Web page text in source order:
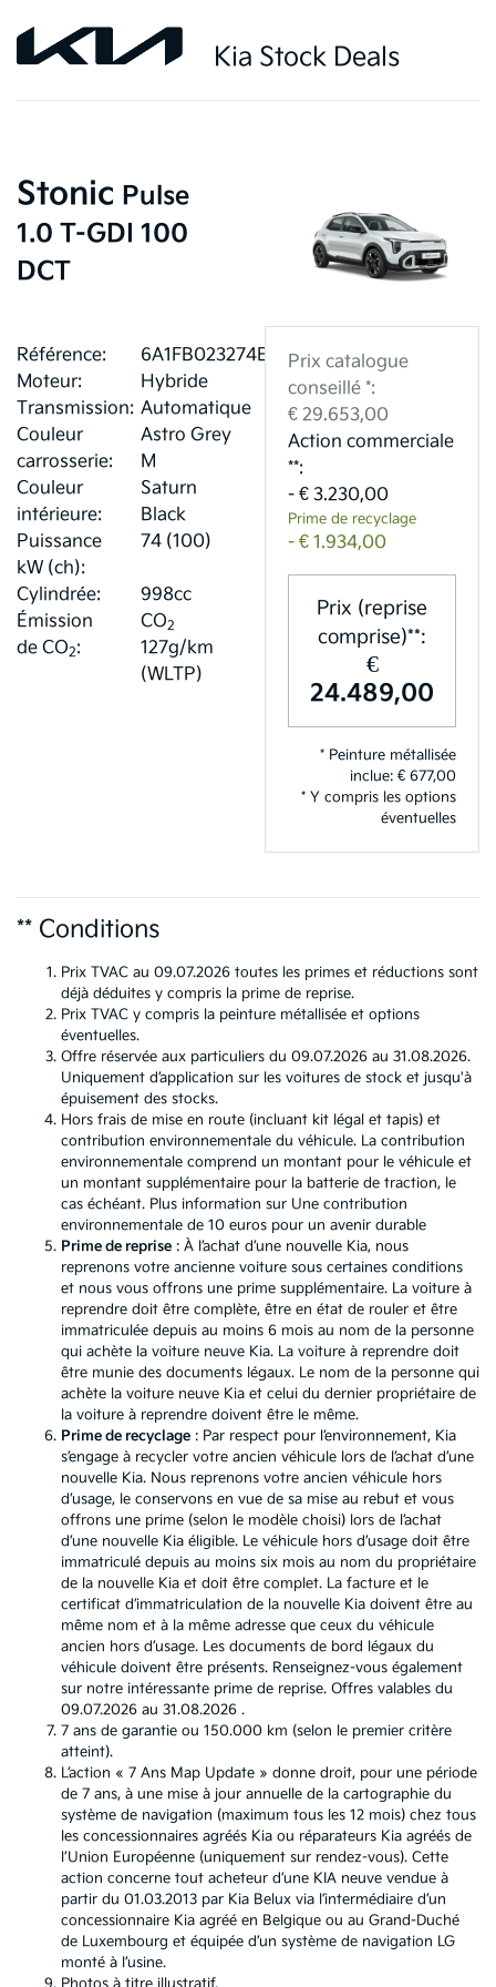
Kia Stock Deals
Stonic Pulse
1.0 T-GDI 100
DCT
Référence:
6A1FB023274ED
Moteur:
Hybride
Transmission: Automatique
Couleur
carrosserie:
Astro Grey
M
Couleur
intérieure:
Saturn
Black
Puissance
kW (ch):
74 (100)
Cylindrée:
998cc
Émission
de CO2:
CO2
127g/km
(WLTP)
Prix catalogue
conseillé *:
€ 29.653,00
Action commerciale
**:
- € 3.230,00
Prime de recyclage
- € 1.934,00
Prix (reprise
comprise)**:
€
24.489,00
* Peinture métallisée
inclue: € 677,00
* Y compris les options
éventuelles
** Conditions
Prix TVAC au 09.07.2026 toutes les primes et réductions sont
déjà déduites y compris la prime de reprise.
Prix TVAC y compris la peinture métallisée et options
éventuelles.
Offre réservée aux particuliers du 09.07.2026 au 31.08.2026.
Uniquement d’application sur les voitures de stock et jusqu'à
épuisement des stocks.
Hors frais de mise en route (incluant kit légal et tapis) et
contribution environnementale du véhicule. La contribution
environnementale comprend un montant pour le véhicule et
un montant supplémentaire pour la batterie de traction, le
cas échéant. Plus information sur Une contribution
environnementale de 10 euros pour un avenir durable
Prime de reprise : À l’achat d’une nouvelle Kia, nous
reprenons votre ancienne voiture sous certaines conditions
et nous vous offrons une prime supplémentaire. La voiture à
reprendre doit être complète, être en état de rouler et être
immatriculée depuis au moins 6 mois au nom de la personne
qui achète la voiture neuve Kia. La voiture à reprendre doit
être munie des documents légaux. Le nom de la personne qui
achète la voiture neuve Kia et celui du dernier propriétaire de
la voiture à reprendre doivent être le même.
Prime de recyclage : Par respect pour l’environnement, Kia
s’engage à recycler votre ancien véhicule lors de l’achat d’une
nouvelle Kia. Nous reprenons votre ancien véhicule hors
d’usage, le conservons en vue de sa mise au rebut et vous
offrons une prime (selon le modèle choisi) lors de l’achat
d’une nouvelle Kia éligible. Le véhicule hors d’usage doit être
immatriculé depuis au moins six mois au nom du propriétaire
de la nouvelle Kia et doit être complet. La facture et le
certificat d’immatriculation de la nouvelle Kia doivent être au
même nom et à la même adresse que ceux du véhicule
ancien hors d’usage. Les documents de bord légaux du
véhicule doivent être présents. Renseignez-vous également
sur notre intéressante prime de reprise. Offres valables du
09.07.2026 au 31.08.2026 .
7 ans de garantie ou 150.000 km (selon le premier critère
atteint).
L’action « 7 Ans Map Update » donne droit, pour une période
de 7 ans, à une mise à jour annuelle de la cartographie du
système de navigation (maximum tous les 12 mois) chez tous
les concessionnaires agréés Kia ou réparateurs Kia agréés de
l’Union Européenne (uniquement sur rendez-vous). Cette
action concerne tout acheteur d’une KIA neuve vendue à
partir du 01.03.2013 par Kia Belux via l’intermédiaire d’un
concessionnaire Kia agréé en Belgique ou au Grand-Duché
de Luxembourg et équipée d’un système de navigation LG
monté à l’usine.